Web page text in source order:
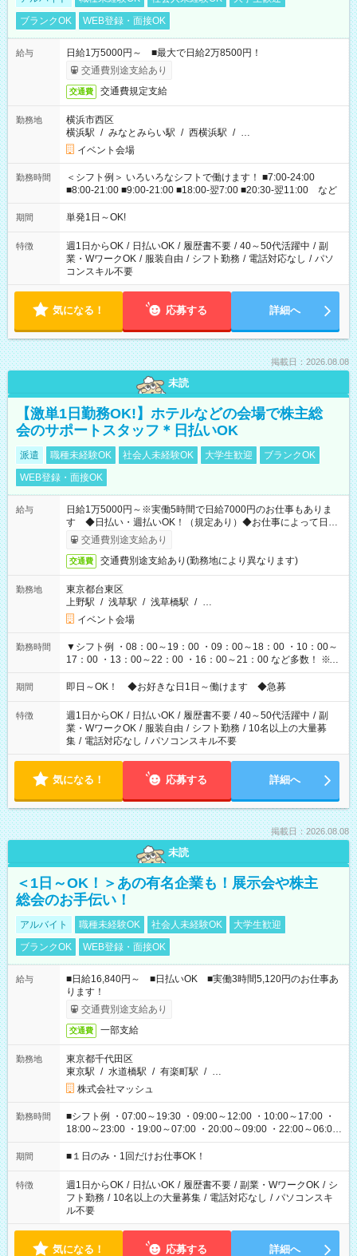
ブランクOK
WEB登録・面接OK
給与
日給1万5000円～ ■最大で日給2万8500円！
交通費別途支給あり
交通費 交通費規定支給
勤務地
横浜市西区
横浜駅 / みなとみらい駅 / 西横浜駅 / …
イベント会場
勤務時間
＜シフト例＞ いろいろなシフトで働けます！ ■7:00-24:00
■8:00-21:00 ■9:00-21:00 ■18:00-翌7:00 ■20:30-翌11:00 など
期間 単発1日～OK!
特徴 週1日からOK / 日払いOK / 履歴書不要 / 40～50代活躍中 / 副
業・WワークOK / 服装自由 / シフト勤務 / 電話対応なし / パソ
コンスキル不要
気になる！ 応募する 詳細へ
掲載日：2026.08.08
未読
【激単1日勤務OK!】ホテルなどの会場で株主総
会のサポートスタッフ＊日払いOK
派遣 職種未経験OK 社会人未経験OK 大学生歓迎
ブランクOK
WEB登録・面接OK
給与
日給1万5000円～※実働5時間で日給7000円のお仕事もありま
す ◆日払い・週払いOK！（規定あり）◆お仕事によって日給
も異なります
交通費別途支給あり
交通費 交通費別途支給あり(勤務地により異なります)
勤務地
東京都台東区
上野駅 / 浅草駅 / 浅草橋駅 / …
イベント会場
勤務時間
▼シフト例 ・08：00～19：00 ・09：00～18：00 ・10：00～
17：00 ・13：00～22：00 ・16：00～21：00 など多数！ ※お
仕事により勤務時間が異なります
期間 即日～OK！ ◆お好きな日1日～働けます ◆急募
特徴 週1日からOK / 日払いOK / 履歴書不要 / 40～50代活躍中 / 副
業・WワークOK / 服装自由 / シフト勤務 / 10名以上の大量募
集 / 電話対応なし / パソコンスキル不要
気になる！ 応募する 詳細へ
掲載日：2026.08.08
未読
＜1日～OK！＞あの有名企業も！展示会や株主
総会のお手伝い！
アルバイト 職種未経験OK 社会人未経験OK
大学生歓迎
ブランクOK
WEB登録・面接OK
給与
■日給16,840円～ ■日払いOK ■実働3時間5,120円のお仕事あ
ります！
交通費別途支給あり
交通費 一部支給
勤務地
東京都千代田区
東京駅 / 水道橋駅 / 有楽町駅 / …
株式会社マッシュ
勤務時間
■シフト例 ・07:00～19:30 ・09:00～12:00 ・10:00～17:00 ・
18:00～23:00 ・19:00～07:00 ・20:00～09:00 ・22:00～06:00
etc ★最短で3時間で5,120円のお仕事から 15時間で2万円近く稼
げるお仕事も！ ご希望のお時間に合わせてご紹介！ ※シフトは
ください！
期間 ■１日のみ・1回だけお仕事OK！
特徴 週1日からOK / 日払いOK / 履歴書不要 / 副業・WワークOK / シ
フト勤務 / 10名以上の大量募集 / 電話対応なし / パソコンスキ
ル不要
気になる！ 応募する 詳細へ